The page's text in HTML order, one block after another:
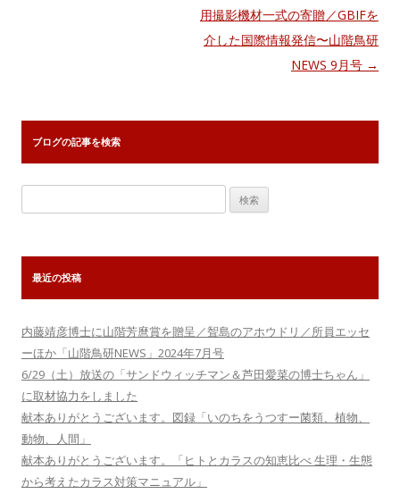
ョ
ン
用撮影機材一式の寄贈／GBIFを
介した国際情報発信〜山階鳥研
NEWS 9月号 →
ブログの記事を検索
索:
最近の投稿
内藤靖彦博士に山階芳麿賞を贈呈／聟島のアホウドリ／所員エッセ
ーほか「山階鳥研NEWS」2024年7月号
6/29（土）放送の「サンドウィッチマン＆芦田愛菜の博士ちゃん」
に取材協力をしました
献本ありがとうございます。図録「いのちをうつすー菌類、植物、
動物、人間」
献本ありがとうございます。「ヒトとカラスの知恵比べ 生理・生態
から考えたカラス対策マニュアル」